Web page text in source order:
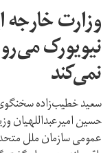
وزارت خارجه
نیویورک
نمی‌کند
سعید خطیب‌زاده
حسین امیرعبداللهیان
عمومی سازمان ملل